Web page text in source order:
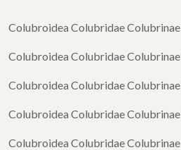
Colubroidea Colubridae Colubrinae
Colubroidea Colubridae Colubrinae
Colubroidea Colubridae Colubrinae
Colubroidea Colubridae Colubrinae
Colubroidea Colubridae Colubrinae